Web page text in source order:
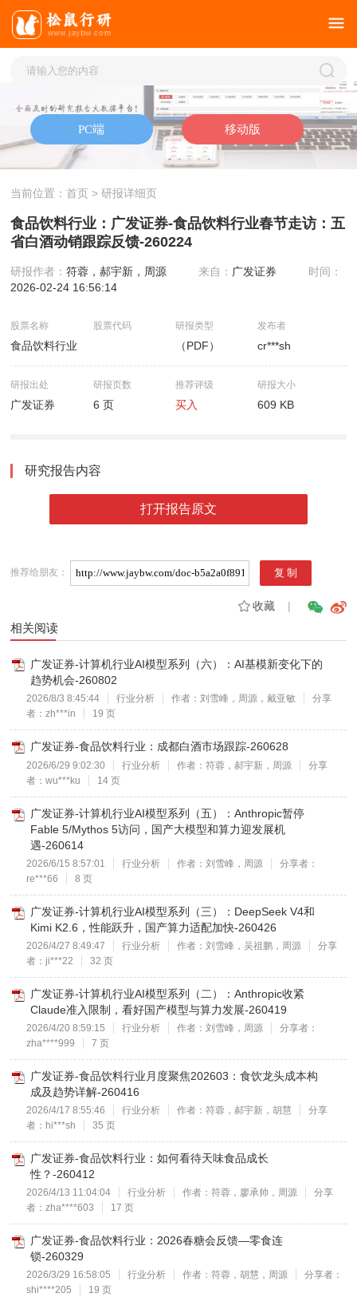
当前位置：首页 > 研报详细页
食品饮料行业：广发证券-食品饮料行业春节走访：五
省白酒动销跟踪反馈-260224
研报作者：符蓉，郝宇新，周源 来自： 广发证券
时间：
2026-02-24 16:56:14
股票名称
食品饮料行业
股票代码 研报类型
（PDF）
发布者
cr***sh
研报出处
广发证券
研报页数
6 页
推荐评级
买入
研报大小
609 KB
研究报告内容
打开报告原文
推荐给朋友：
收藏|
相关阅读
广发证券-计算机行业AI模型系列（六）：AI基模新变化下的
趋势机会-260802
2026/8/3 8:45:44 行业分析 作者：刘雪峰，周源，戴亚敏
分享
者：zh***in
19 页
广发证券-食品饮料行业：成都白酒市场跟踪-260628
2026/6/29 9:02:30 行业分析 作者：符蓉，郝宇新，周源
分享
者：wu***ku
14 页
广发证券-计算机行业AI模型系列（五）：Anthropic暂停
Fable 5/Mythos 5访问，国产大模型和算力迎发展机
遇-260614
2026/6/15 8:57:01 行业分析 作者：刘雪峰，周源
分享者：
re***66
8 页
广发证券-计算机行业AI模型系列（三）：DeepSeek V4和
Kimi K2.6，性能跃升，国产算力适配加快-260426
2026/4/27 8:49:47 行业分析 作者：刘雪峰，吴祖鹏，周源
分享
者：ji***22
32 页
广发证券-计算机行业AI模型系列（二）：Anthropic收紧
Claude准入限制，看好国产模型与算力发展-260419
2026/4/20 8:59:15 行业分析 作者：刘雪峰，周源
分享者：
zha****999
7 页
广发证券-食品饮料行业月度聚焦202603：食饮龙头成本构
成及趋势详解-260416
2026/4/17 8:55:46 行业分析 作者：符蓉，郝宇新，胡慧
分享
者：hi***sh
35 页
广发证券-食品饮料行业：如何看待天味食品成长
性？-260412
2026/4/13 11:04:04 行业分析 作者：符蓉，廖承帅，周源
分享
者：zha****603
17 页
广发证券-食品饮料行业：2026春糖会反馈—零食连
锁-260329
2026/3/29 16:58:05 行业分析 作者：符蓉，胡慧，周源
分享者：
shi****205
19 页